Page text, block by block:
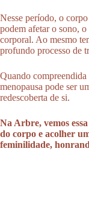
Nesse período, o
podem afetar o sono,
corporal. Ao mesmo
profundo processo de
Quando
menopausa pode ser
redescoberta de si.
Na Arbre, vemos
do corpo e acolher
feminilidade,